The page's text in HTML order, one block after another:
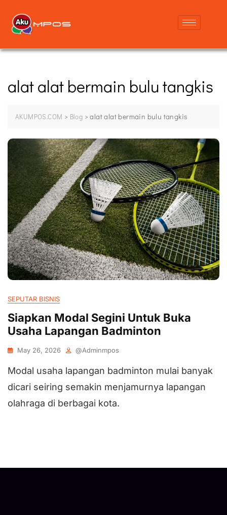
alat alat bermain bulu tangkis
AKUMPOS.COM > Blog >alat alat bermain bulu tangkis
SEPUTAR BISNIS
Siapkan Modal Segini Untuk Buka
Usaha Lapangan Badminton
May 26, 2026 @adminmpos
Modal usaha lapangan badminton mulai banyak
dicari seiring semakin menjamurnya lapangan
olahraga di berbagai kota.